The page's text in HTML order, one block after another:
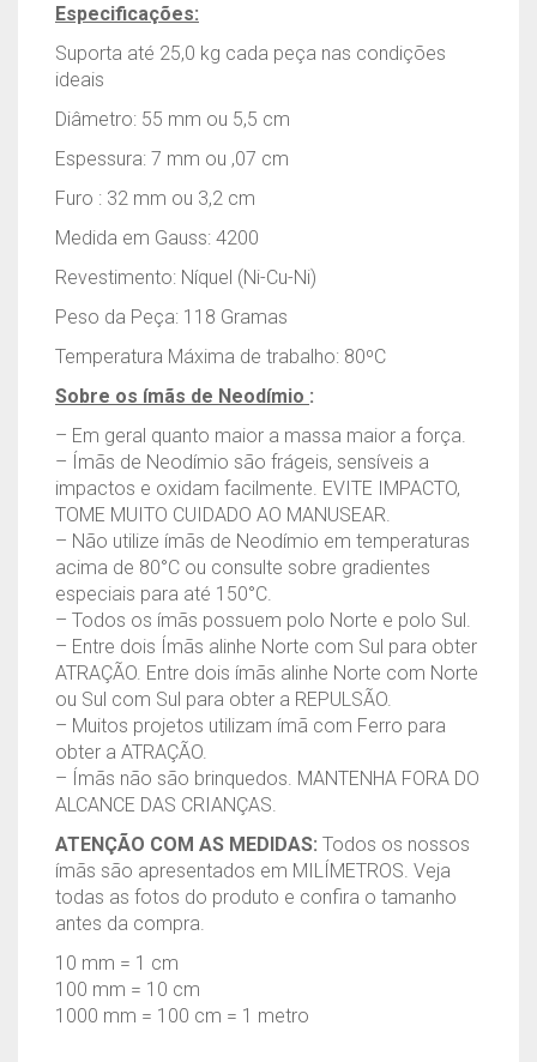
Especificações:
Suporta até 25,0 kg cada peça nas condições
ideais
Diâmetro: 55 mm ou 5,5 cm
Espessura: 7 mm ou ,07 cm
Furo : 32 mm ou 3,2 cm
Medida em Gauss: 4200
Revestimento: Níquel (Ni-Cu-Ni)
Peso da Peça: 118 Gramas
Temperatura Máxima de trabalho: 80ºC
Sobre os ímãs de Neodímio :
– Em geral quanto maior a massa maior a força.
– Ímãs de Neodímio são frágeis, sensíveis a
impactos e oxidam facilmente. EVITE IMPACTO,
TOME MUITO CUIDADO AO MANUSEAR.
– Não utilize ímãs de Neodímio em temperaturas
acima de 80°C ou consulte sobre gradientes
especiais para até 150°C.
– Todos os ímãs possuem polo Norte e polo Sul.
– Entre dois Ímãs alinhe Norte com Sul para obter
ATRAÇÃO. Entre dois ímãs alinhe Norte com Norte
ou Sul com Sul para obter a REPULSÃO.
– Muitos projetos utilizam ímã com Ferro para
obter a ATRAÇÃO.
– Ímãs não são brinquedos. MANTENHA FORA DO
ALCANCE DAS CRIANÇAS.
ATENÇÃO COM AS MEDIDAS: Todos os nossos
ímãs são apresentados em MILÍMETROS. Veja
todas as fotos do produto e confira o tamanho
antes da compra.
10 mm = 1 cm
100 mm = 10 cm
1000 mm = 100 cm = 1 metro